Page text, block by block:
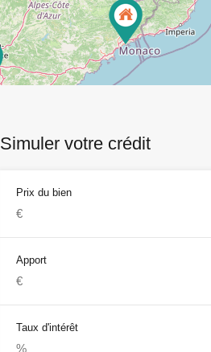
Simuler votre crédit
Prix du bien
Apport
Taux d'intérêt